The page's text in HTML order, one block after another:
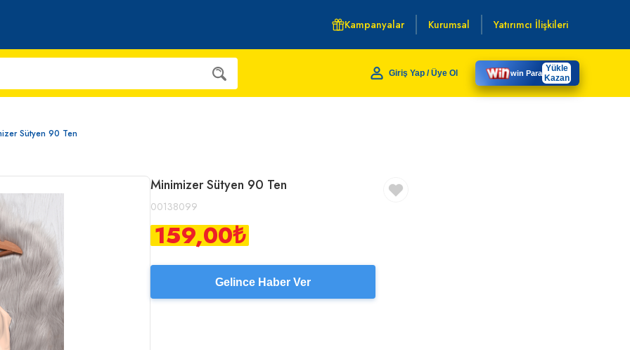
Kampanyalar Kurumsal Yatırımcı İlişkileri
Giriş Yap / Üye Ol win Para Yükle
Kazan
Sütyen 90 Ten
Minimizer Sütyen 90 Ten
00138099
159,00₺
Gelince Haber Ver